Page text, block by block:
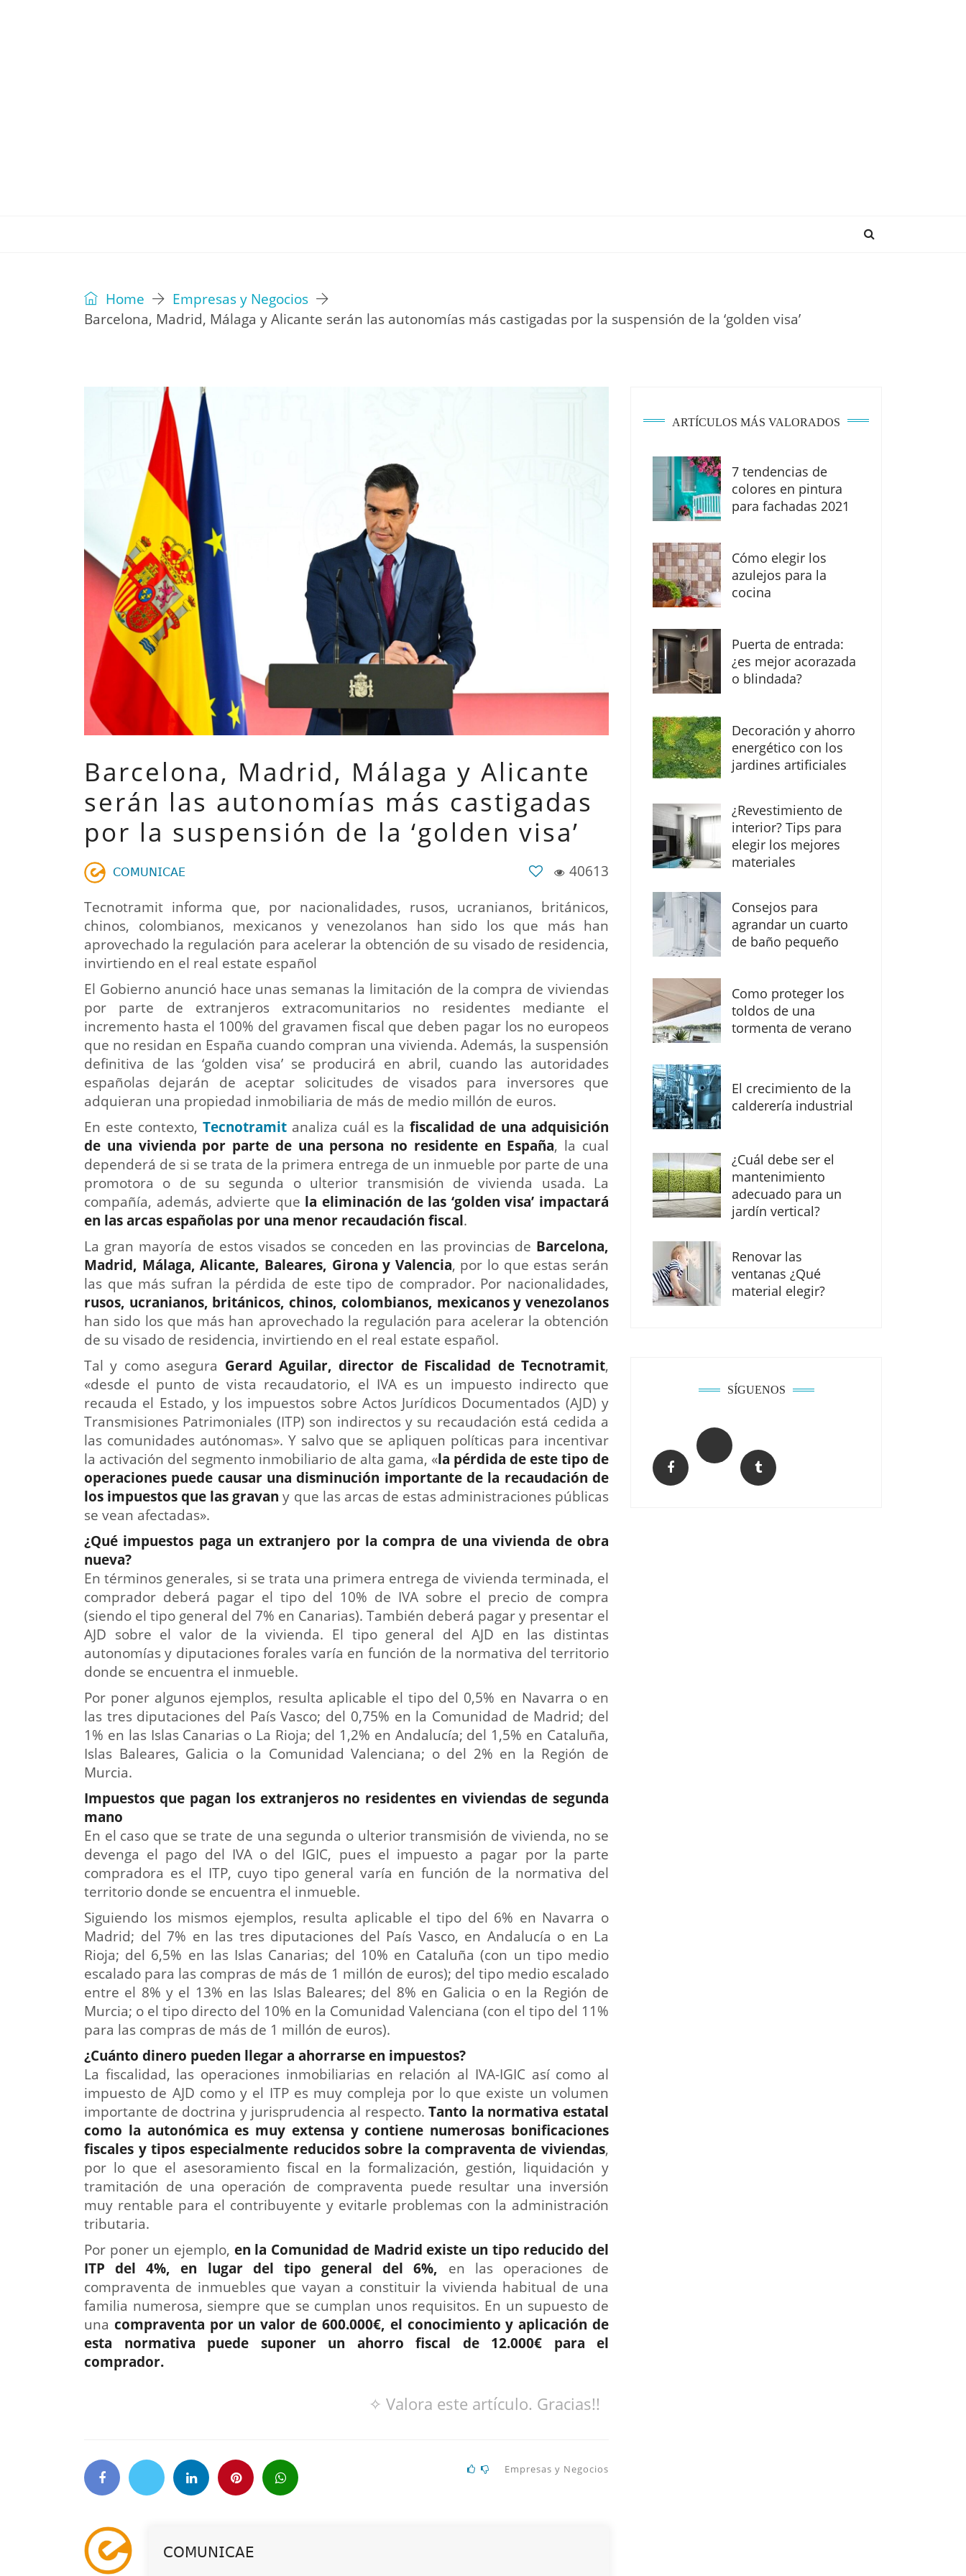
Home
Empresas y Negocios
Barcelona, Madrid, Málaga y Alicante serán las autonomías más castigadas por la suspensión de la ‘golden visa’
Barcelona, Madrid, Málaga y Alicante
serán las autonomías más castigadas
por la suspensión de la ‘golden visa’
𝖢𝖮𝖬𝖴𝖭𝖨𝖢𝖠𝖤
40613
Tecnotramit informa que, por nacionalidades, rusos, ucranianos, británicos,
chinos, colombianos, mexicanos y venezolanos han sido los que más han
aprovechado la regulación para acelerar la obtención de su visado de residencia,
invirtiendo en el real estate español
El Gobierno anunció hace unas semanas la limitación de la compra de viviendas
por parte de extranjeros extracomunitarios no residentes mediante el
incremento hasta el 100% del gravamen fiscal que deben pagar los no europeos
que no residan en España cuando compran una vivienda. Además, la suspensión
definitiva de las ‘golden visa’ se producirá en abril, cuando las autoridades
españolas dejarán de aceptar solicitudes de visados para inversores que
adquieran una propiedad inmobiliaria de más de medio millón de euros.
En este contexto, Tecnotramitanaliza cuál es lafiscalidad de una adquisición
de una vivienda por parte de una persona no residente en España, la cual
dependerá de si se trata de la primera entrega de un inmueble por parte de una
promotora o de su segunda o ulterior transmisión de vivienda usada. La
compañía, además, advierte que la eliminación de las ‘golden visa’ impactará
en las arcas españolas por una menor recaudación fiscal.
La gran mayoría de estos visados se conceden en las provincias de Barcelona,
Madrid, Málaga, Alicante, Baleares, Girona y Valencia, por lo que estas serán
las que más sufran la pérdida de este tipo de comprador. Por nacionalidades,
rusos, ucranianos, británicos, chinos, colombianos, mexicanos y venezolanos
han sido los que más han aprovechado la regulación para acelerar la obtención
de su visado de residencia, invirtiendo en el real estate español.
Tal y como asegura Gerard Aguilar, director de Fiscalidad de Tecnotramit,
«desde el punto de vista recaudatorio, el IVA es un impuesto indirecto que
recauda el Estado, y los impuestos sobre Actos Jurídicos Documentados (AJD) y
Transmisiones Patrimoniales (ITP) son indirectos y su recaudación está cedida a
las comunidades autónomas». Y salvo que se apliquen políticas para incentivar
la activación del segmento inmobiliario de alta gama, «la pérdida de este tipo de
operaciones puede causar una disminución importante de la recaudación de
los impuestos que las gravan y que las arcas de estas administraciones públicas
se vean afectadas».
¿Qué impuestos paga un extranjero por la compra de una vivienda de obra
nueva?
En términos generales, si se trata una primera entrega de vivienda terminada, el
comprador deberá pagar el tipo del 10% de IVA sobre el precio de compra
(siendo el tipo general del 7% en Canarias). También deberá pagar y presentar el
AJD sobre el valor de la vivienda. El tipo general del AJD en las distintas
autonomías y diputaciones forales varía en función de la normativa del territorio
donde se encuentra el inmueble.
Por poner algunos ejemplos, resulta aplicable el tipo del 0,5% en Navarra o en
las tres diputaciones del País Vasco; del 0,75% en la Comunidad de Madrid; del
1% en las Islas Canarias o La Rioja; del 1,2% en Andalucía; del 1,5% en Cataluña,
Islas Baleares, Galicia o la Comunidad Valenciana; o del 2% en la Región de
Murcia.
Impuestos que pagan los extranjeros no residentes en viviendas de segunda
mano
En el caso que se trate de una segunda o ulterior transmisión de vivienda, no se
devenga el pago del IVA o del IGIC, pues el impuesto a pagar por la parte
compradora es el ITP, cuyo tipo general varía en función de la normativa del
territorio donde se encuentra el inmueble.
Siguiendo los mismos ejemplos, resulta aplicable el tipo del 6% en Navarra o
Madrid; del 7% en las tres diputaciones del País Vasco, en Andalucía o en La
Rioja; del 6,5% en las Islas Canarias; del 10% en Cataluña (con un tipo medio
escalado para las compras de más de 1 millón de euros); del tipo medio escalado
entre el 8% y el 13% en las Islas Baleares; del 8% en Galicia o en la Región de
Murcia; o el tipo directo del 10% en la Comunidad Valenciana (con el tipo del 11%
para las compras de más de 1 millón de euros).
¿Cuánto dinero pueden llegar a ahorrarse en impuestos?
La fiscalidad, las operaciones inmobiliarias en relación al IVA-IGIC así como al
impuesto de AJD como y el ITP es muy compleja por lo que existe un volumen
importante de doctrina y jurisprudencia al respecto.Tanto la normativa estatal
como la autonómica es muy extensa y contiene numerosas bonificaciones
fiscales y tipos especialmente reducidos sobre la compraventa de viviendas,
por lo que el asesoramiento fiscal en la formalización, gestión, liquidación y
tramitación de una operación de compraventa puede resultar una inversión
muy rentable para el contribuyente y evitarle problemas con la administración
tributaria.
Por poner un ejemplo, en la Comunidad de Madrid existe un tipo reducido del
ITP del 4%, en lugar del tipo general del 6%, en las operaciones de
compraventa de inmuebles que vayan a constituir la vivienda habitual de una
familia numerosa, siempre que se cumplan unos requisitos. En un supuesto de
una compraventa por un valor de 600.000€, el conocimiento y aplicación de
esta normativa puede suponer un ahorro fiscal de 12.000€ para el
comprador.
✧ Valora este artículo. Gracias!!
Empresas y Negocios
𝖢𝖮𝖬𝖴𝖭𝖨𝖢𝖠𝖤
ARTÍCULOS MÁS VALORADOS
7 tendencias de
colores en pintura
para fachadas 2021
Cómo elegir los
azulejos para la
cocina
Puerta de entrada:
¿es mejor acorazada
o blindada?
Decoración y ahorro
energético con los
jardines artificiales
¿Revestimiento de
interior? Tips para
elegir los mejores
materiales
Consejos para
agrandar un cuarto
de baño pequeño
Como proteger los
toldos de una
tormenta de verano
El crecimiento de la
calderería industrial
¿Cuál debe ser el
mantenimiento
adecuado para un
jardín vertical?
Renovar las
ventanas ¿Qué
material elegir?
SÍGUENOS